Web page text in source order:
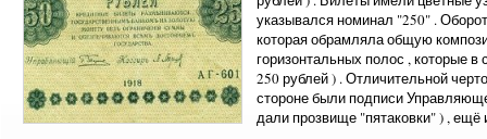
указывался номинал "250" .
которая обрамляла общую
горизонтальных полос , которые
250 рублей ) . Отличительной
стороне были подписи
дали прозвище "пятаковки" ) , ещё